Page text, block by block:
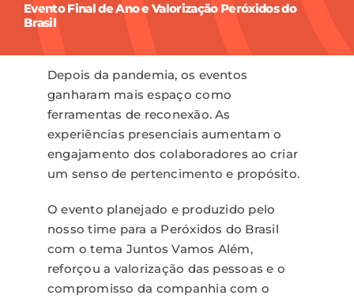
Evento Final de Ano e Valorização Peróxidos do
Brasil
Depois da pandemia, os eventos
ganharam mais espaço como
ferramentas de reconexão. As
experiências presenciais aumentam o
engajamento dos colaboradores ao criar
um senso de pertencimento e propósito.
O evento planejado e produzido pelo
nosso time para a Peróxidos do Brasil
com o tema Juntos Vamos Além,
reforçou a valorização das pessoas e o
compromisso da companhia com o